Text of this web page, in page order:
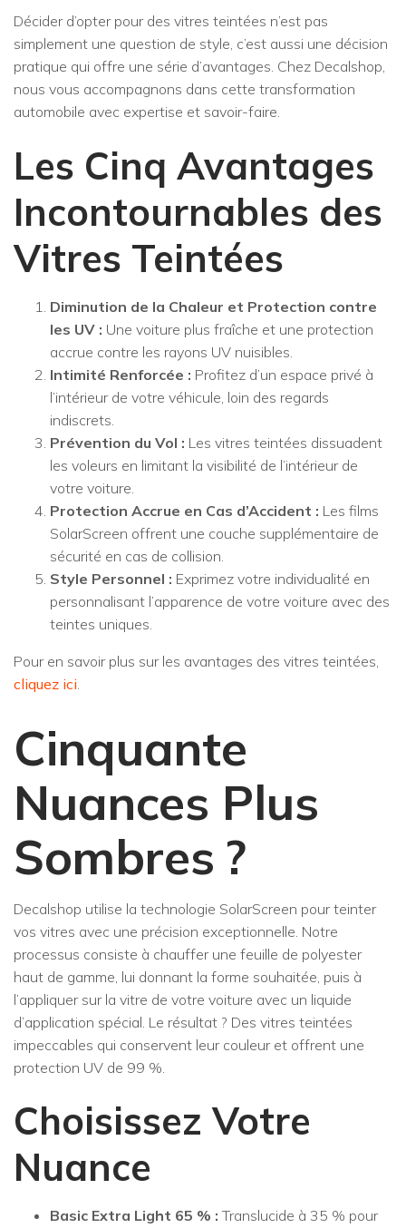
Décider d’opter pour des vitres teintées n’est pas
simplement une question de style, c’est aussi une décision
pratique qui offre une série d’avantages. Chez Decalshop,
nous vous accompagnons dans cette transformation
automobile avec expertise et savoir-faire.
Les Cinq Avantages
Incontournables des
Vitres Teintées
Diminution de la Chaleur et Protection contre
les UV : Une voiture plus fraîche et une protection
accrue contre les rayons UV nuisibles.
Intimité Renforcée : Profitez d’un espace privé à
l’intérieur de votre véhicule, loin des regards
indiscrets.
Prévention du Vol : Les vitres teintées dissuadent
les voleurs en limitant la visibilité de l’intérieur de
votre voiture.
Protection Accrue en Cas d’Accident : Les films
SolarScreen offrent une couche supplémentaire de
sécurité en cas de collision.
Style Personnel : Exprimez votre individualité en
personnalisant l’apparence de votre voiture avec des
teintes uniques.
Pour en savoir plus sur les avantages des vitres teintées,
cliquez ici.
Cinquante
Nuances Plus
Sombres ?
Decalshop utilise la technologie SolarScreen pour teinter
vos vitres avec une précision exceptionnelle. Notre
processus consiste à chauffer une feuille de polyester
haut de gamme, lui donnant la forme souhaitée, puis à
l’appliquer sur la vitre de votre voiture avec un liquide
d’application spécial. Le résultat ? Des vitres teintées
impeccables qui conservent leur couleur et offrent une
protection UV de 99 %.
Choisissez Votre
Nuance
Basic Extra Light 65 % : Translucide à 35 % pour